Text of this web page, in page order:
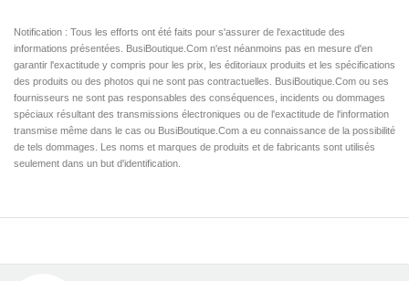
Notification : Tous les efforts ont été faits pour s'assurer de l'exactitude des
informations présentées. BusiBoutique.Com n'est néanmoins pas en mesure d'en
garantir l'exactitude y compris pour les prix, les éditoriaux produits et les spécifications
des produits ou des photos qui ne sont pas contractuelles. BusiBoutique.Com ou ses
fournisseurs ne sont pas responsables des conséquences, incidents ou dommages
spéciaux résultant des transmissions électroniques ou de l'exactitude de l'information
transmise même dans le cas ou BusiBoutique.Com a eu connaissance de la possibilité
de tels dommages. Les noms et marques de produits et de fabricants sont utilisés
seulement dans un but d'identification.